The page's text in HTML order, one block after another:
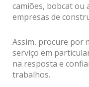
camiões, bobcat ou
empresas de
Assim, procure por
serviço em
na resposta e
trabalhos.